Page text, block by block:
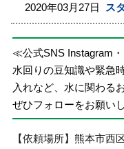
2020年03月27日 ス
≪公式SNS Instagram
水回りの豆知識や緊急
入れなど、水に関わる
ぜひフォローをお願い
【依頼場所】熊本市西